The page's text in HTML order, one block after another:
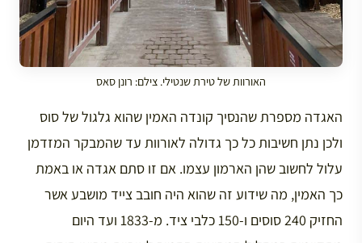
האורוות של טירת שנטילי. צילם: רונן סאס
האגדה מספרת שהנסיך קונדה האמין שהוא גלגול של סוס
ולכן נתן חשיבות כל כך גדולה לאורוות עד שהמבקר המזדמן
עלול לחשוב שהן הארמון עצמו. אם זו סתם אגדה או באמת
כך האמין, מה שידוע זה שהוא היה חובב צייד מושבע אשר
החזיק 240 סוסים ו-150 כלבי ציד. מ-1833 ועד היום